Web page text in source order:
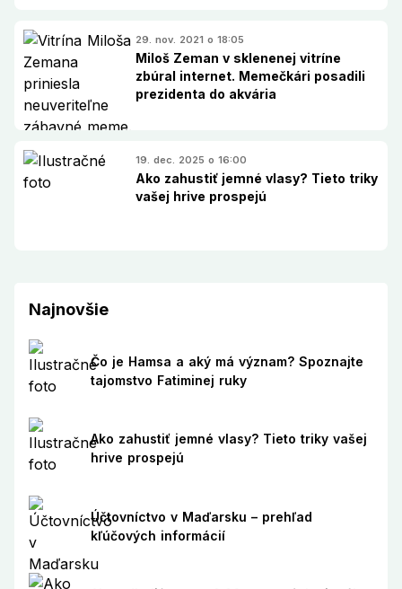
29. nov. 2021 o 18:05
Miloš Zeman v sklenenej vitríne
zbúral internet. Memečkári posadili
prezidenta do akvária
19. dec. 2025 o 16:00
Ako zahustiť jemné vlasy? Tieto triky
vašej hrive prospejú
Najnovšie
Čo je Hamsa a aký má význam? Spoznajte
tajomstvo Fatiminej ruky
Ako zahustiť jemné vlasy? Tieto triky vašej
hrive prospejú
Účtovníctvo v Maďarsku – prehľad
kľúčových informácií